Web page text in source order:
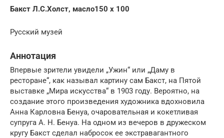
Бакст Л.С.Холст, масло150 x 100
Русский музей
Аннотация
Впервые зрители увидели „Ужин“ или „Даму в
ресторане“, как называл картину сам Бакст, на Пятой
выставке „Мира искусства“ в 1903 году. Вероятно, на
создание этого произведения художника вдохновила
Анна Карловна Бенуа, очаровательная и кокетливая
супруга А. Н. Бенуа. На одном из вечеров в дружеском
кругу Бакст сделал набросок ее экстравагантного